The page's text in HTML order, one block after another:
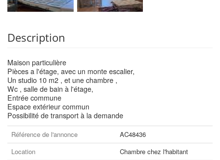
Description
Maison particulière
Pièces a l'étage, avec un monte escalier,
Un studio 10 m2 , et une chambre ,
Wc , salle de bain à l'étage,
Entrée commune
Espace extérieur commun
Possibilité de transport à la demande
Référence de l'annonce
AC48436
Location
Chambre chez l'habitant